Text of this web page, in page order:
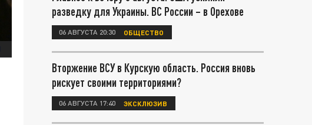
разведку для Украины. ВС России – в Орехове
06 АВГУСТА 20:30 ОБЩЕСТВО
Вторжение ВСУ в Курскую область. Россия вновь
рискует своими территориями?
06 АВГУСТА 17:40 ЭКСКЛЮЗИВ